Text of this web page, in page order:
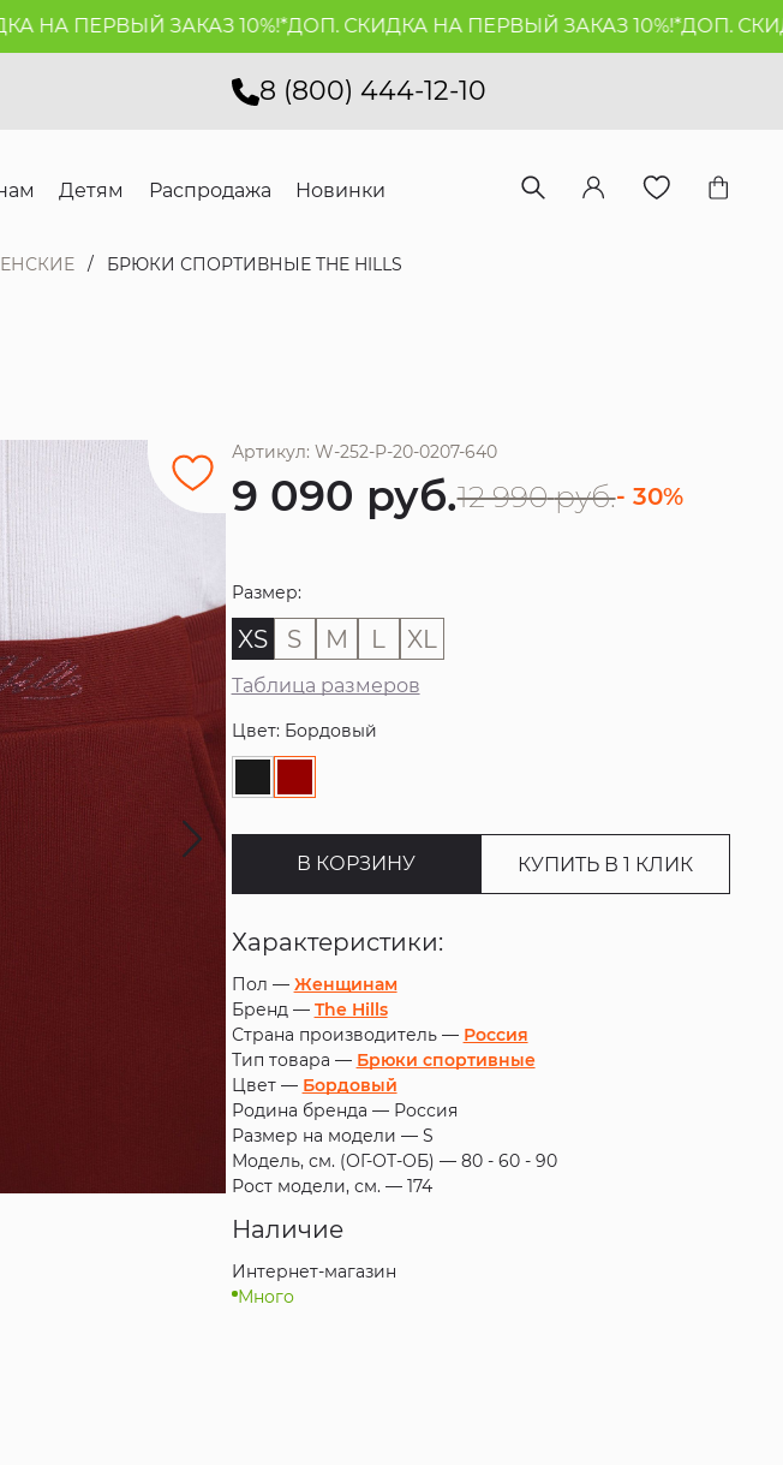
ПЕРВЫЙ ЗАКАЗ 10%!*ДОП. СКИДКА НА ПЕРВЫЙ ЗАКАЗ 10%!*ДОП.
8 (800) 444-12-10
Детям Распродажа Новинки
БРЮКИ СПОРТИВНЫЕ THE HILLS
Артикул: W-252-P-20-0207-640
9 090 руб.12 990 руб.- 30%
Размер:
XS S M L XL
Таблица размеров
Цвет: Бордовый
В КОРЗИНУ КУПИТЬ В 1 КЛИК
Характеристики:
Пол — Женщинам
Бренд — The Hills
Страна производитель — Россия
Тип товара — Брюки спортивные
Цвет — Бордовый
Родина бренда — Россия
Размер на модели — S
Модель, см. (ОГ-ОТ-ОБ) — 80 - 60 - 90
Рост модели, см. — 174
Наличие
Интернет-магазин
Много